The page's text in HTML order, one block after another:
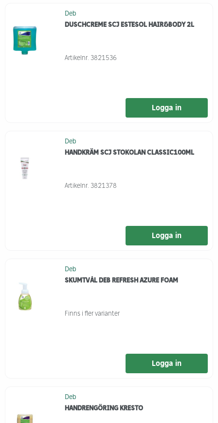
Deb
DUSCHCREME SCJ ESTESOL HAIR&BODY 2L
Artikelnr. 3821536
Logga in
Deb
HANDKRÄM SCJ STOKOLAN CLASSIC100ML
Artikelnr. 3821378
Logga in
Deb
SKUMTVÅL DEB REFRESH AZURE FOAM
Finns i fler varianter
Logga in
Deb
HANDRENGÖRING KRESTO